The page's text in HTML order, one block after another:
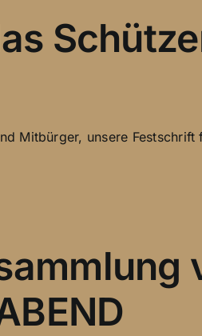
Mitbürger, unsere Festschrift